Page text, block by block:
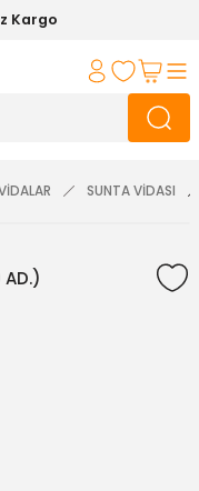
Kargo
SUNTA VİDASI
AD.)